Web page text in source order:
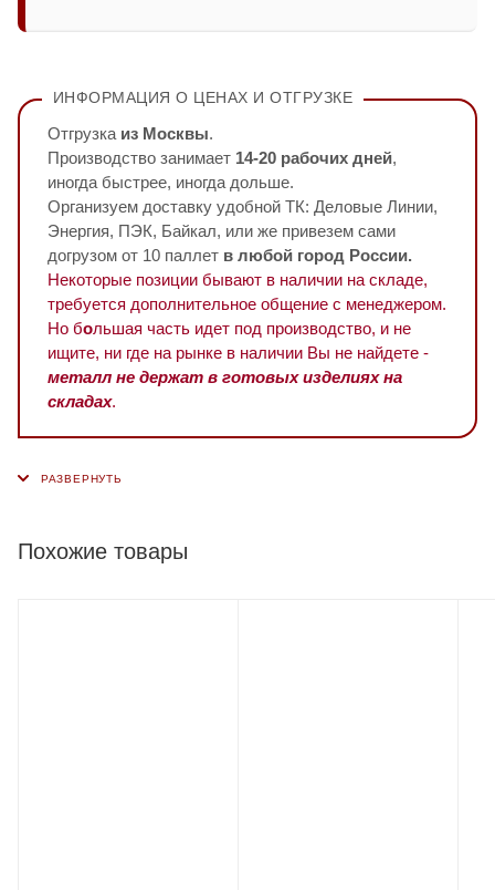
ИНФОРМАЦИЯ О ЦЕНАХ И ОТГРУЗКЕ
Отгрузка из Москвы.
Производство занимает 14-20 рабочих дней,
иногда быстрее, иногда дольше.
Организуем доставку удобной ТК: Деловые Линии,
Энергия, ПЭК, Байкал, или же привезем сами
догрузом от 10 паллет в любой город России.
Некоторые позиции бывают в наличии на складе,
требуется дополнительное общение с менеджером.
Но большая часть идет под производство, и не
ищите, ни где на рынке в наличии Вы не найдете -
металл не держат в готовых изделиях на
складах.
Похожие товары